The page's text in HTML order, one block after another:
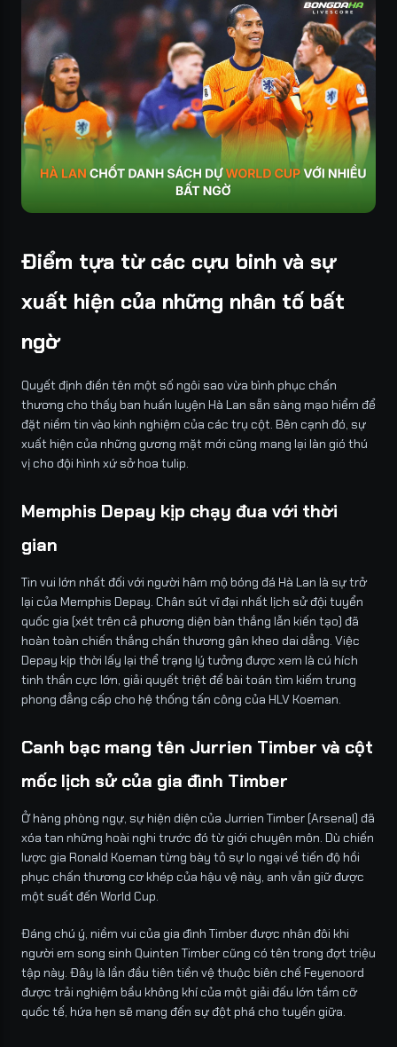
Điểm tựa từ các cựu binh và sự
xuất hiện của những nhân tố bất
ngờ
Quyết định điền tên một số ngôi sao vừa bình phục chấn
thương cho thấy ban huấn luyện Hà Lan sẵn sàng mạo hiểm để
đặt niềm tin vào kinh nghiệm của các trụ cột. Bên cạnh đó, sự
xuất hiện của những gương mặt mới cũng mang lại làn gió thú
vị cho đội hình xứ sở hoa tulip.
Memphis Depay kịp chạy đua với thời
gian
Tin vui lớn nhất đối với người hâm mộ bóng đá Hà Lan là sự trở
lại của Memphis Depay. Chân sút vĩ đại nhất lịch sử đội tuyển
quốc gia (xét trên cả phương diện bàn thắng lẫn kiến tạo) đã
hoàn toàn chiến thắng chấn thương gân kheo dai dẳng. Việc
Depay kịp thời lấy lại thể trạng lý tưởng được xem là cú hích
tinh thần cực lớn, giải quyết triệt để bài toán tìm kiếm trung
phong đẳng cấp cho hệ thống tấn công của HLV Koeman.
Canh bạc mang tên Jurrien Timber và cột
mốc lịch sử của gia đình Timber
Ở hàng phòng ngự, sự hiện diện của Jurrien Timber (Arsenal) đã
xóa tan những hoài nghi trước đó từ giới chuyên môn. Dù chiến
lược gia Ronald Koeman từng bày tỏ sự lo ngại về tiến độ hồi
phục chấn thương cơ khép của hậu vệ này, anh vẫn giữ được
một suất đến World Cup.
Đáng chú ý, niềm vui của gia đình Timber được nhân đôi khi
người em song sinh Quinten Timber cũng có tên trong đợt triệu
tập này. Đây là lần đầu tiên tiền vệ thuộc biên chế Feyenoord
được trải nghiệm bầu không khí của một giải đấu lớn tầm cỡ
quốc tế, hứa hẹn sẽ mang đến sự đột phá cho tuyến giữa.